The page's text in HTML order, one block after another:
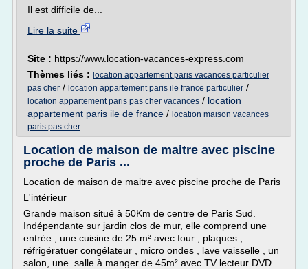
Il est difficile de...
Lire la suite
Site : https://www.location-vacances-express.com
Thèmes liés : location appartement paris vacances particulier
pas cher / location appartement paris ile france particulier /
location appartement paris pas cher vacances / location
appartement paris ile de france / location maison vacances
paris pas cher
Location de maison de maitre avec piscine
proche de Paris ...
Location de maison de maitre avec piscine proche de Paris
L'intérieur
Grande maison situé à 50Km de centre de Paris Sud.
Indépendante sur jardin clos de mur, elle comprend une
entrée , une cuisine de 25 m² avec four , plaques ,
réfrigératuer congélateur , micro ondes , lave vaisselle , un
salon, une salle à manger de 45m² avec TV lecteur DVD.